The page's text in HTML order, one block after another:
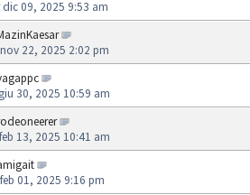
09, 2025 9:53 am
22, 2025 2:02 pm
30, 2025 10:59 am
13, 2025 10:41 am
01, 2025 9:16 pm